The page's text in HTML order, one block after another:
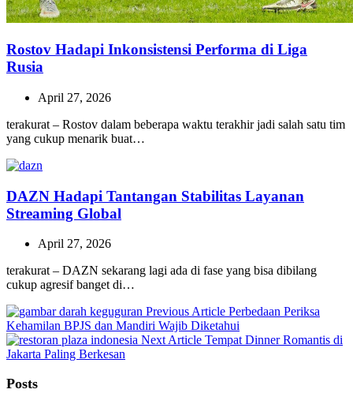
Rostov Hadapi Inkonsistensi Performa di Liga
Rusia
April 27, 2026
terakurat – Rostov dalam beberapa waktu terakhir jadi salah satu tim
yang cukup menarik buat…
DAZN Hadapi Tantangan Stabilitas Layanan
Streaming Global
April 27, 2026
terakurat – DAZN sekarang lagi ada di fase yang bisa dibilang
cukup agresif banget di…
Previous Article Previous
Post:
Perbedaan Periksa
Kehamilan BPJS dan Mandiri Wajib Diketahui
Next Article Next
Tempat Dinner Romantis di
Jakarta Paling Berkesan
Posts